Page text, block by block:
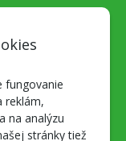
fungovanie
reklám,
na analýzu
stránky tiež
necestou